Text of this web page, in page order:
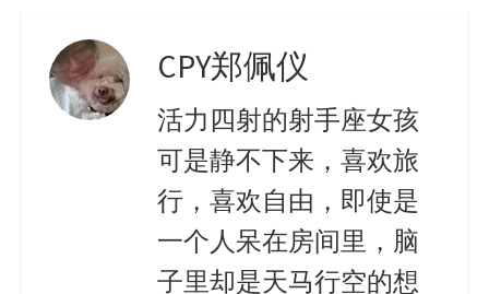
CPY郑佩仪
活力四射的射手座女孩
可是静不下来，喜欢旅
行，喜欢自由，即使是
一个人呆在房间里，脑
子里却是天马行空的想